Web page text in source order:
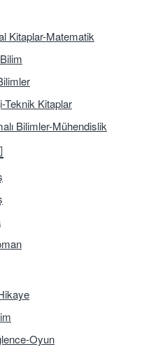
Kitaplar-Matematik
Teknik Kitaplar
Bilimler-Mühendislik
Oyun